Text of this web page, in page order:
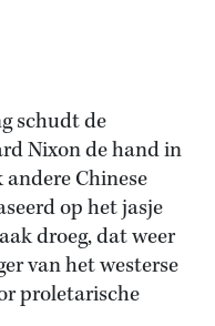
schudt de
Nixon de hand in
Chinese
op het jasje
droeg, dat weer
van het westerse
proletarische